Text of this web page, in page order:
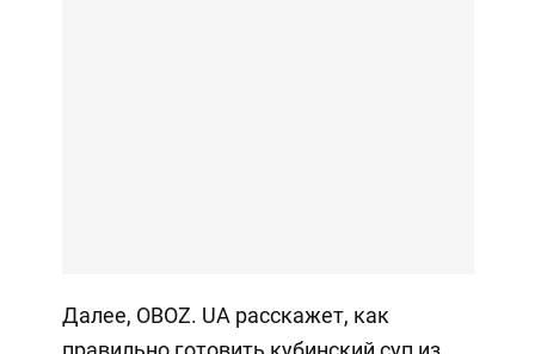
Далее, OBOZ. UA расскажет, как